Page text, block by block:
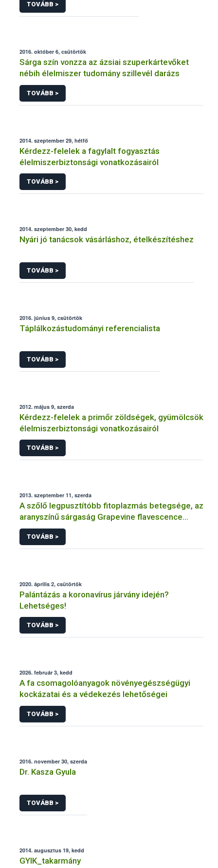
TOVÁBB >
2016. október 6, csütörtök
Sárga szín vonzza az ázsiai szuperkártevőket
nébih élelmiszer tudomány szillevél darázs
TOVÁBB >
2014. szeptember 29, hétfő
Kérdezz-felelek a fagylalt fogyasztás
élelmiszerbiztonsági vonatkozásairól
TOVÁBB >
2014. szeptember 30, kedd
Nyári jó tanácsok vásárláshoz, ételkészítéshez
TOVÁBB >
2016. június 9, csütörtök
Táplálkozástudományi referencialista
TOVÁBB >
2012. május 9, szerda
Kérdezz-felelek a primőr zöldségek, gyümölcsök
élelmiszerbiztonsági vonatkozásairól
TOVÁBB >
2013. szeptember 11, szerda
A szőlő legpusztítóbb fitoplazmás betegsége, az
aranyszínű sárgaság Grapevine flavescence
dorée (FD)
TOVÁBB >
2020. április 2, csütörtök
Palántázás a koronavírus járvány idején?
Lehetséges!
TOVÁBB >
2026. február 3, kedd
A fa csomagolóanyagok növényegészségügyi
kockázatai és a védekezés lehetőségei
TOVÁBB >
2016. november 30, szerda
Dr. Kasza Gyula
TOVÁBB >
2014. augusztus 19, kedd
GYIK_takarmány